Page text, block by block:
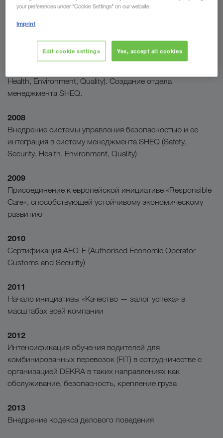
2005
безопасность, охрана труда, защита окружающей среды
и качество) в интегрированную систему менеджмента
Health, Environment, Quality). Создание отдела
менеджмента SHEQ.
2008
Внедрение системы управления безопасностью и ее
интеграция в систему менеджмента SHEQ (Safety,
Security, Health, Environment, Quality)
2009
Присоединение к европейской инициативе «Responsible
Care», способствующей устойчивому экономическому
развитию
2010
Сертификация AEO-F (Authorised Economic Operator
Customs and Security)
2011
Начало инициативы «Качество — залог успеха» в
масштабах всей компании
2012
Интенсификация обучения водителей для
комбинированных перевозок (FIT) в сотрудничестве с
организацией DEKRA в таких направлениях как
обслуживание, безопасность, крепление груза
2013
Внедрение кодекса делового поведения
your preferences under "Cookie Settings" on our website.
Imprint
Edit cookie settings Yes, accept all cookies